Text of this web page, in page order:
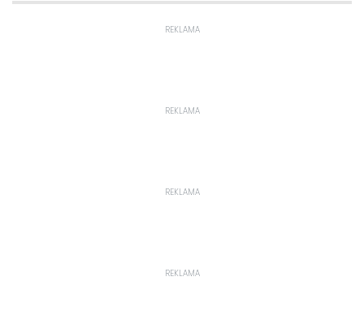
REKLAMA
REKLAMA
REKLAMA
REKLAMA